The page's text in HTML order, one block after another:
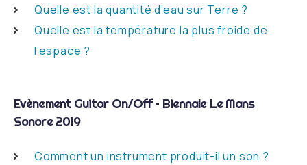
Quelle est la quantité d’eau sur Terre ?
Quelle est la température la plus froide de
l’espace ?
Evènement Guitar On/Off – Biennale Le Mans
Sonore 2019
Comment un instrument produit-il un son ?